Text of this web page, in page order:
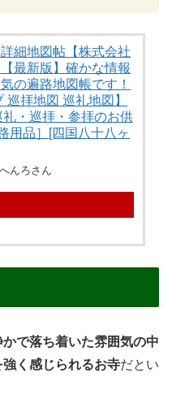
細地図帖【株式会社
最新版】確かな情報
の遍路地図帳です！
巡拝地図 巡礼地図】
・巡拝・参拝のお供
用品］[四国八十八ヶ
んろさん
かで落ち着いた雰囲気の中
く感じられるお寺だとい